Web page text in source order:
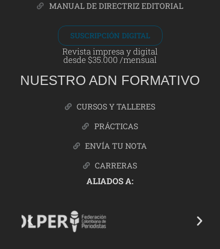
MANUAL DE DIRECTRIZ EDITORIAL
SUSCRIPCIÓN DIGITAL
Revista impresa y digital
desde $35.000 /mensual
NUESTRO ADN FORMATIVO
CURSOS Y TALLERES
PRÁCTICAS
ENVÍA TU NOTA
CARRERAS
ALIADOS A: